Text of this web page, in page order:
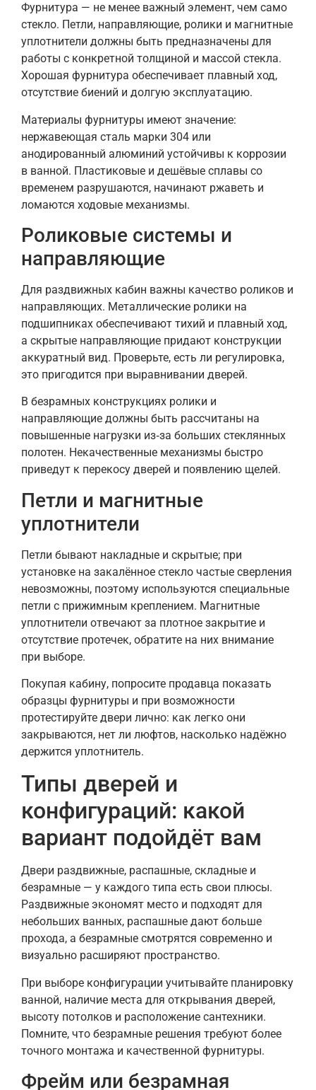
Фурнитура — не менее важный элемент, чем само
стекло. Петли, направляющие, ролики и магнитные
уплотнители должны быть предназначены для
работы с конкретной толщиной и массой стекла.
Хорошая фурнитура обеспечивает плавный ход,
отсутствие биений и долгую эксплуатацию.
Материалы фурнитуры имеют значение:
нержавеющая сталь марки 304 или
анодированный алюминий устойчивы к коррозии
в ванной. Пластиковые и дешёвые сплавы со
временем разрушаются, начинают ржаветь и
ломаются ходовые механизмы.
Роликовые системы и
направляющие
Для раздвижных кабин важны качество роликов и
направляющих. Металлические ролики на
подшипниках обеспечивают тихий и плавный ход,
а скрытые направляющие придают конструкции
аккуратный вид. Проверьте, есть ли регулировка,
это пригодится при выравнивании дверей.
В безрамных конструкциях ролики и
направляющие должны быть рассчитаны на
повышенные нагрузки из‑за больших стеклянных
полотен. Некачественные механизмы быстро
приведут к перекосу дверей и появлению щелей.
Петли и магнитные
уплотнители
Петли бывают накладные и скрытые; при
установке на закалённое стекло частые сверления
невозможны, поэтому используются специальные
петли с прижимным креплением. Магнитные
уплотнители отвечают за плотное закрытие и
отсутствие протечек, обратите на них внимание
при выборе.
Покупая кабину, попросите продавца показать
образцы фурнитуры и при возможности
протестируйте двери лично: как легко они
закрываются, нет ли люфтов, насколько надёжно
держится уплотнитель.
Типы дверей и
конфигураций: какой
вариант подойдёт вам
Двери раздвижные, распашные, складные и
безрамные — у каждого типа есть свои плюсы.
Раздвижные экономят место и подходят для
небольших ванных, распашные дают больше
прохода, а безрамные смотрятся современно и
визуально расширяют пространство.
При выборе конфигурации учитывайте планировку
ванной, наличие места для открывания дверей,
высоту потолков и расположение сантехники.
Помните, что безрамные решения требуют более
точного монтажа и качественной фурнитуры.
Фрейм или безрамная